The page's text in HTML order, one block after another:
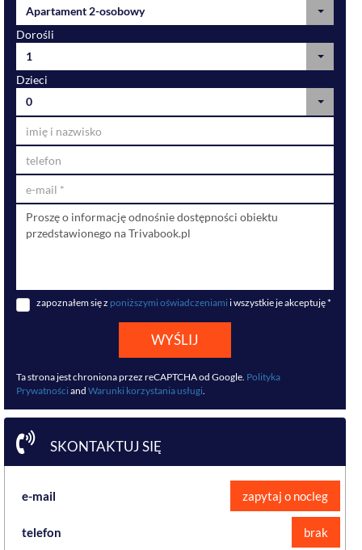
Apartament 2-osobowy
Dorośli
1
Dzieci
0
zapoznałem się z poniższymi oświadczeniami i wszystkie je akceptuję *
WYŚLIJ
Ta strona jest chroniona przez reCAPTCHA od Google. Polityka
Prywatności and Warunki korzystania usługi.
SKONTAKTUJ SIĘ
e-mail zapytaj o nocleg
telefon brak